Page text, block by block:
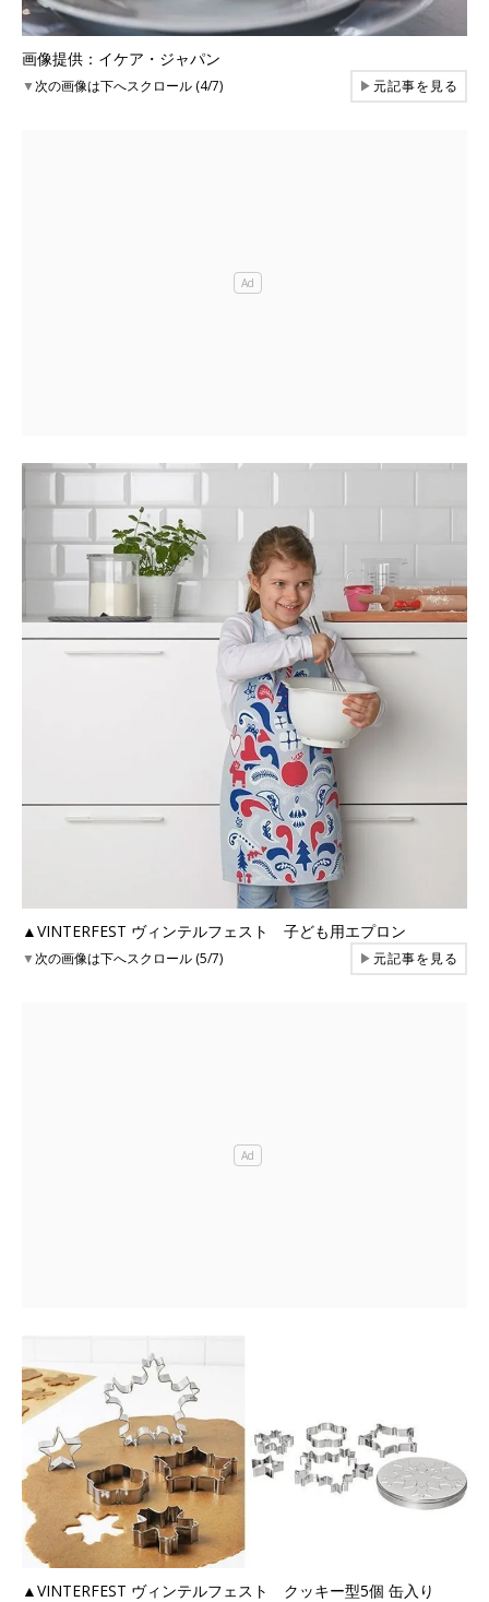
画像提供：イケア・ジャパン
▼次の画像は下へスクロール (4/7) ▶元記事を見る
▲VINTERFEST ヴィンテルフェスト 子ども用エプロン
▼次の画像は下へスクロール (5/7) ▶元記事を見る
▲VINTERFEST ヴィンテルフェスト クッキー型5個 缶入り